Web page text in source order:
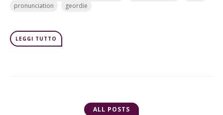
pronunciation
geordie
LEGGI TUTTO
ALL POSTS